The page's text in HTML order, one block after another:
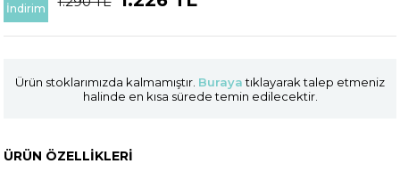
İndirim
Ürün stoklarımızda kalmamıştır. Burayatıklayarak talep etmeniz
halinde en kısa sürede temin edilecektir.
ÜRÜN ÖZELLIKLERI